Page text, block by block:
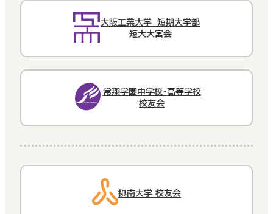
大阪工業大学 短期大学部
短大大宮会
常翔学園中学校・高等学校
校友会
摂南大学 校友会